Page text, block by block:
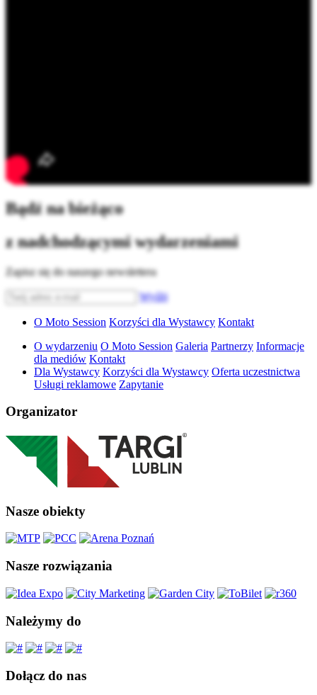
Bądź na bieżąco
z nadchodzącymi wydarzeniami
Zapisz się do naszego newslettera
Wyślij
O Moto Session Korzyści dla Wystawcy Kontakt
O wydarzeniu O Moto Session Galeria Partnerzy Informacje
dla mediów Kontakt
Dla Wystawcy Korzyści dla Wystawcy Oferta uczestnictwa
Usługi reklamowe Zapytanie
Organizator
Nasze obiekty
Nasze rozwiązania
Należymy do
Dołącz do nas